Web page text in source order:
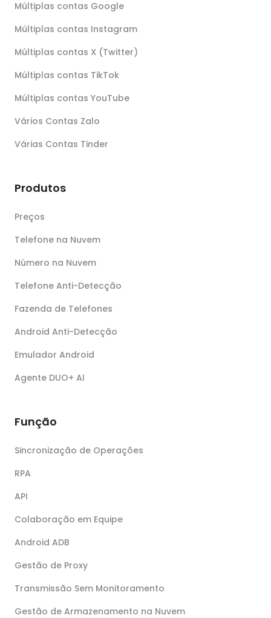
Múltiplas contas Google
Múltiplas contas Instagram
Múltiplas contas X (Twitter)
Múltiplas contas TikTok
Múltiplas contas YouTube
Vários Contas Zalo
Várias Contas Tinder
Produtos
Preços
Telefone na Nuvem
Número na Nuvem
Telefone Anti-Detecção
Fazenda de Telefones
Android Anti-Detecção
Emulador Android
Agente DUO+ AI
Função
Sincronização de Operações
RPA
API
Colaboração em Equipe
Android ADB
Gestão de Proxy
Transmissão Sem Monitoramento
Gestão de Armazenamento na Nuvem